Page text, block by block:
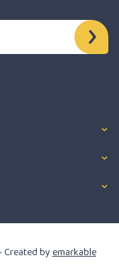
Created byemarkable